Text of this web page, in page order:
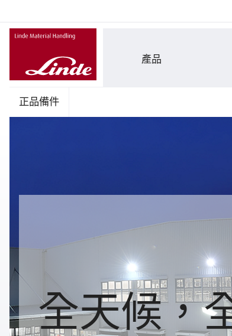
產品
正品備件
全天候，